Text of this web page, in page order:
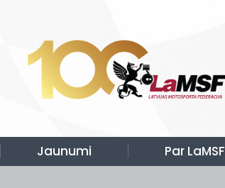
Jaunumi Par LaMSF